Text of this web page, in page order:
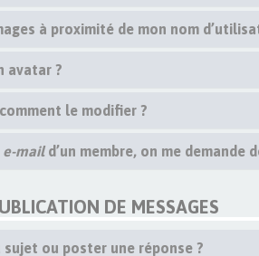
à proximité de mon nom
avatar ?
le modifier ?
e-maild’un membre, on me demande
DE MESSAGES
ou poster une réponse ?